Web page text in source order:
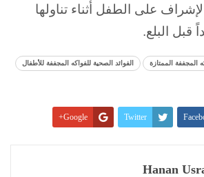
على الطفل أثناء تناولها
قبل البلع.
المجففة الممتازة الفوائد الصحية للفواكه المجففة للأطفال
Twitter
Google+
Linkedin
Hanan